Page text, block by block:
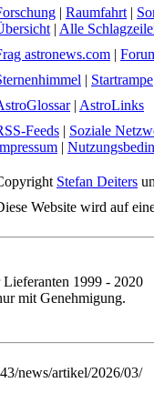
| Raumfahrt |
| Alle
astronews.com |
| Startrampe
| AstroLinks
Feeds | Soziale
|
Stefan Deiters
Website wird auf
1999 - 2020
mit Genehmigung.
news/artikel/2026/03/